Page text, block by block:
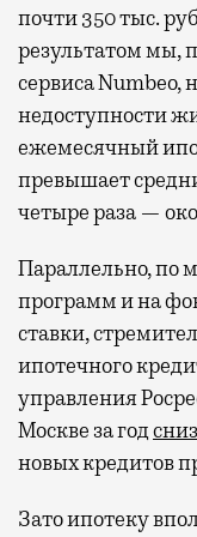
почти 350 тыс.
результатом мы,
сервиса Numbeo,
недоступности
ежемесячный
превышает
четыре раза —
Параллельно, по
программ и на
ставки,
ипотечного
управления
Москве за год
новых кредитов
Зато ипотеку